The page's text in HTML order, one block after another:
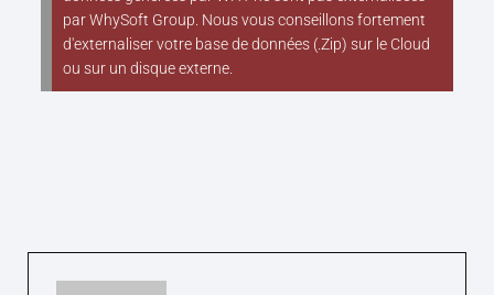
par WhySoft Group. Nous vous conseillons fortement
d'externaliser votre base de données (.Zip) sur le Cloud
ou sur un disque externe.